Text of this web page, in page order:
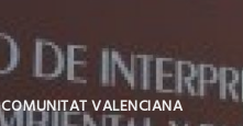
COMUNITAT VALENCIANA